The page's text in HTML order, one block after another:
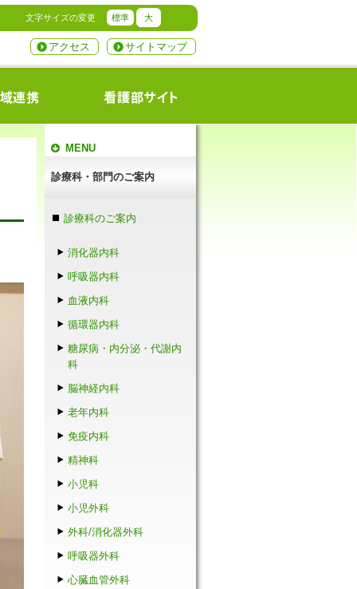
文字サイズの変更 標準 大
サイトマップ
アクセス
MENU
診療科・部門のご案内
診療科のご案内
消化器内科
呼吸器内科
血液内科
循環器内科
糖尿病・内分泌・代謝内
科
脳神経内科
老年内科
免疫内科
精神科
小児科
小児外科
外科/消化器外科
呼吸器外科
心臓血管外科